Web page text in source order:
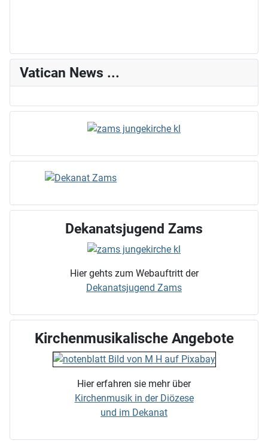
Vatican News ...
Dekanatsjugend Zams
Hier gehts zum Webauftritt der
Dekanatsjugend Zams
Kirchenmusikalische Angebote
Hier erfahren sie mehr über
Kirchenmusik in der Diözese
und im Dekanat